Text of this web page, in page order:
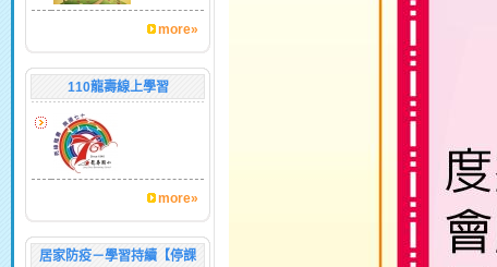
more»
110龍壽線上學習
more»
居家防疫－學習持續【停課